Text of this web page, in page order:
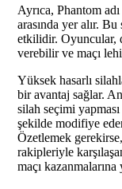
Ayrıca, Phantom
arasında yer alır.
etkilidir. Oyuncular,
verebilir ve maçı
Yüksek hasarlı
bir avantaj sağlar.
silah seçimi
şekilde modifiye
Özetlemek
rakipleriyle
maçı